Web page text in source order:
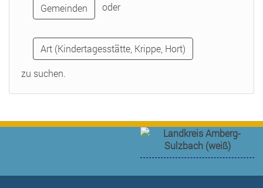
Gemeinden oder
Art (Kindertagesstätte, Krippe, Hort)
zu suchen.